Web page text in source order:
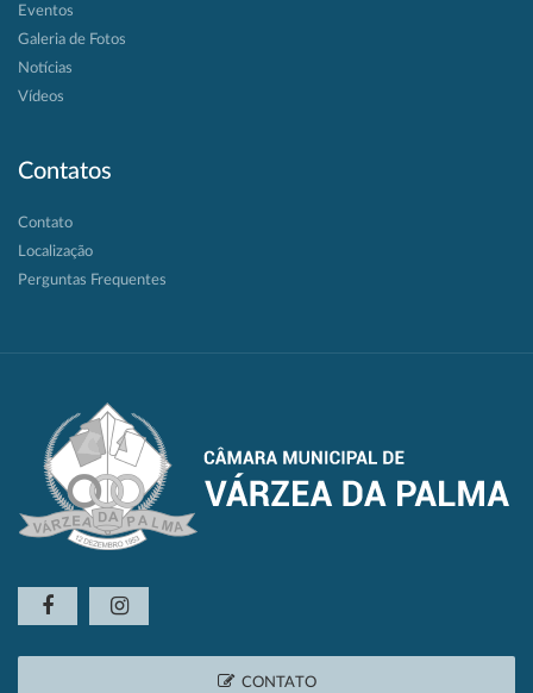
Eventos
Galeria de Fotos
Notícias
Vídeos
Contatos
Contato
Localização
Perguntas Frequentes
CONTATO